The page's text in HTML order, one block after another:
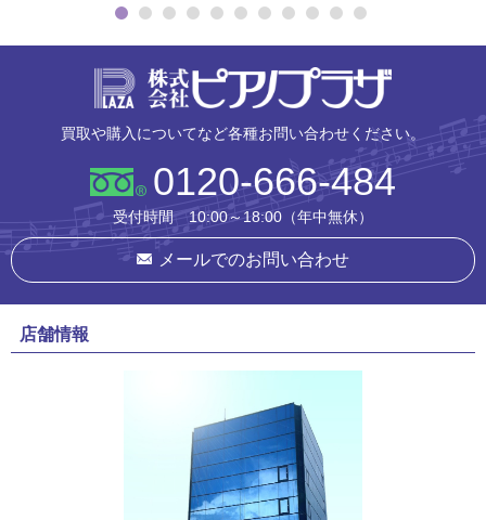
買取や購入についてなど各種お問い合わせください。
0120-666-484
受付時間 10:00～18:00（年中無休）
メールでのお問い合わせ
店舗情報